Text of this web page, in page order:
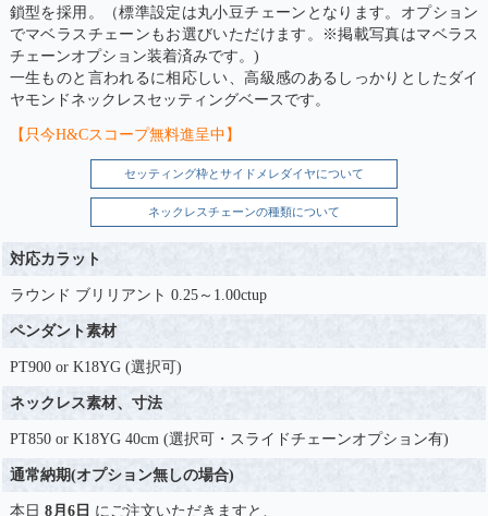
鎖型を採用。（標準設定は丸小豆チェーンとなります。オプション
でマベラスチェーンもお選びいただけます。※掲載写真はマベラス
チェーンオプション装着済みです。)
一生ものと言われるに相応しい、高級感のあるしっかりとしたダイ
ヤモンドネックレスセッティングベースです。
【只今H&Cスコープ無料進呈中】
セッティング枠とサイドメレダイヤについて
ネックレスチェーンの種類について
対応カラット
ラウンド ブリリアント 0.25～1.00ctup
ペンダント素材
PT900 or K18YG (選択可)
ネックレス素材、寸法
PT850 or K18YG 40cm (選択可・スライドチェーンオプション有)
通常納期(オプション無しの場合)
本日 8月6日 にご注文いただきますと、